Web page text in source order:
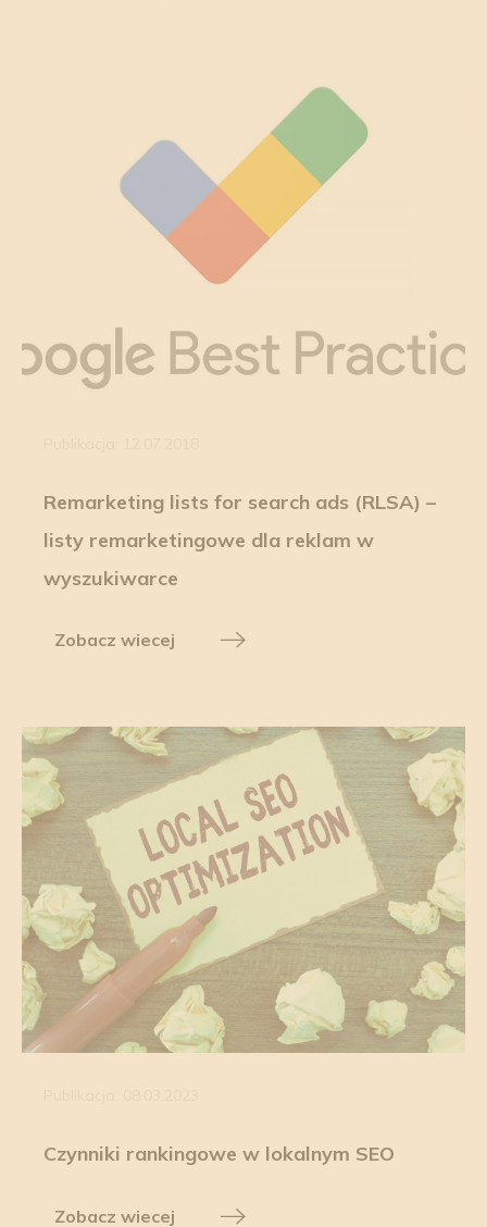
Remarketing lists for search ads (RLSA) –
listy remarketingowe dla reklam w
wyszukiwarce
Zobacz wiecej
Czynniki rankingowe w lokalnym SEO
Zobacz wiecej